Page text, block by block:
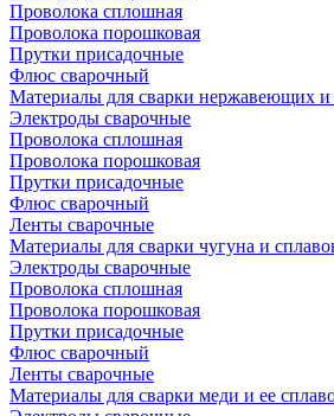
Проволока сплошная
Проволока порошковая
Прутки присадочные
Флюс сварочный
Материалы для сварки нержавеющих и
Электроды сварочные
Проволока сплошная
Проволока порошковая
Прутки присадочные
Флюс сварочный
Ленты сварочные
Материалы для сварки чугуна и
Электроды сварочные
Проволока сплошная
Проволока порошковая
Прутки присадочные
Флюс сварочный
Ленты сварочные
Материалы для сварки меди и ее